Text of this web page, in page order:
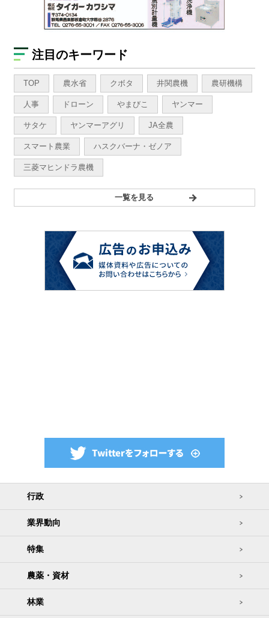
注目のキーワード
TOP 農水省 クボタ 井関農機 農研機構
人事 ドローン やまびこ ヤンマー
サタケ ヤンマーアグリ JA全農
スマート農業 ハスクバーナ・ゼノア
三菱マヒンドラ農機
一覧を見る
行政
業界動向
特集
農薬・資材
林業